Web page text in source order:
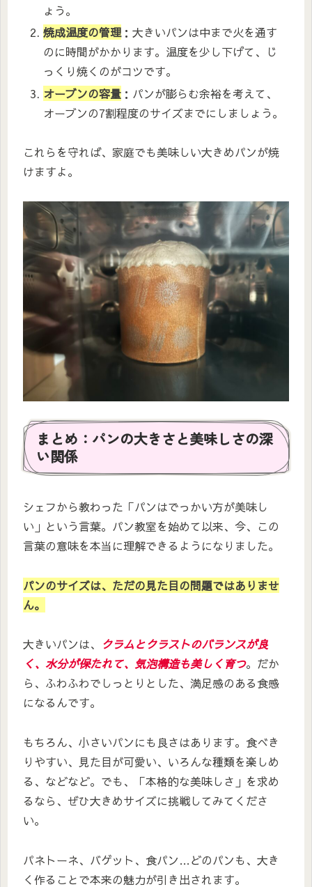
ょう。
焼成温度の管理：大きいパンは中まで火を通す
のに時間がかかります。温度を少し下げて、じ
っくり焼くのがコツです。
オーブンの容量 ：パンが膨らむ余裕を考えて、
オーブンの7割程度のサイズまでにしましょう。
これらを守れば、家庭でも美味しい大きめパンが焼
けますよ。
まとめ：パンの大きさと美味しさの深
い関係
シェフから教わった「パンはでっかい方が美味し
い」という言葉。パン教室を始めて以来、今、この
言葉の意味を本当に理解できるようになりました。
パンのサイズは、ただの見た目の問題ではありませ
ん。
大きいパンは、
クラムとクラストのバランスが良
く、水分が保たれて、気泡構造も美しく育つ。だか
ら、ふわふわでしっとりとした、満足感のある食感
になるんです。
もちろん、小さいパンにも良さはあります。食べき
りやすい、見た目が可愛い、いろんな種類を楽しめ
る、などなど。でも、「本格的な美味しさ」を求め
るなら、ぜひ大きめサイズに挑戦してみてくださ
い。
パネトーネ、バゲット、食パン…どのパンも、大き
く作ることで本来の魅力が引き出されます。